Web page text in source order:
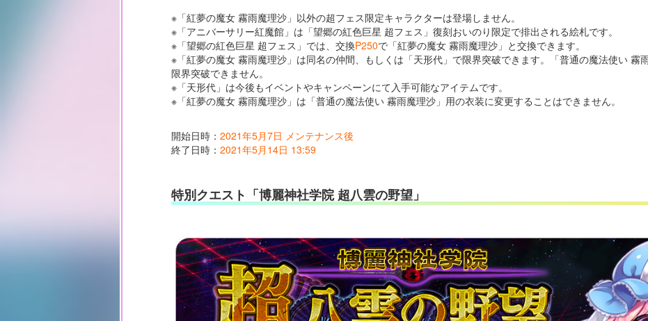
※「紅夢の魔女 霧雨魔理沙」以外の超フェス限定キャラクターは登場しません。
※「アニバーサリー紅魔館」は「望郷の紅色巨星 超フェス」復刻おいのり限定で排出される絵札です。
※「望郷の紅色巨星 超フェス」では、交換P250で「紅夢の魔女 霧雨魔理沙」と交換できます。
※「紅夢の魔女 霧雨魔理沙」は同名の仲間、もしくは「天形代」で限界突破できます。「普通の魔法使い 霧
限界突破できません。
※「天形代」は今後もイベントやキャンペーンにて入手可能なアイテムです。
※「紅夢の魔女 霧雨魔理沙」は「普通の魔法使い 霧雨魔理沙」用の衣装に変更することはできません。
開始日時： 2021年5月7日 メンテナンス後
終了日時： 2021年5月14日 13:59
特別クエスト「博麗神社学院 超八雲の野望」